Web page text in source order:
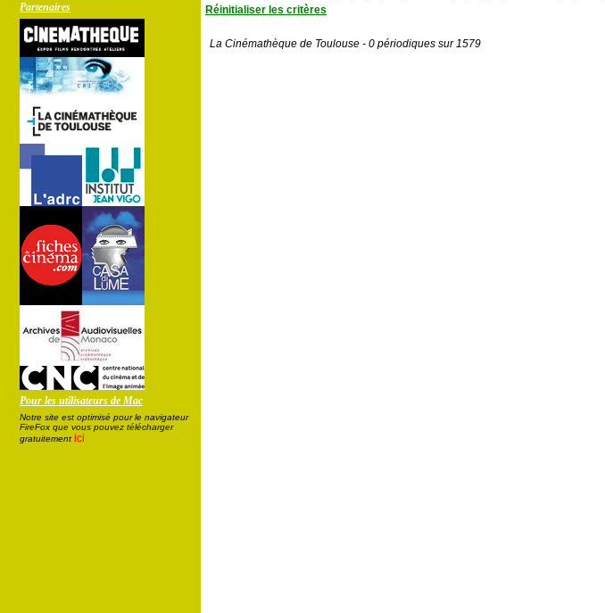
Partenaires
Pour les utilisateurs de Mac
Notre site est optimisé pour le navigateur
FireFox que vous pouvez télécharger
gratuitement ici
Réinitialiser les critères
La Cinémathèque de Toulouse - 0 périodiques sur 1579